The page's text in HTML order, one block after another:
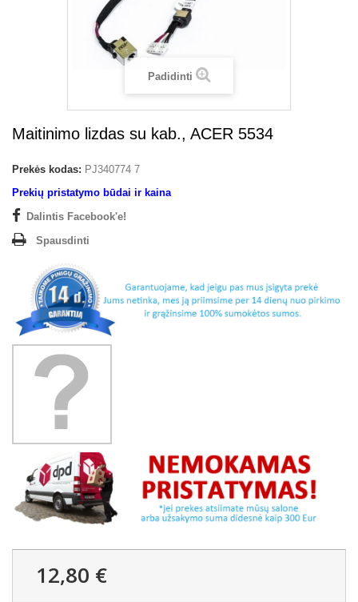
Padidinti
Maitinimo lizdas su kab., ACER 5534
Prekės kodas: PJ340774 7
Prekių pristatymo būdai ir kaina
Dalintis Facebook'e!
Spausdinti
12,80 €